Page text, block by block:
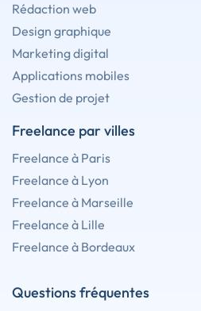
Rédaction web
Design graphique
Marketing digital
Applications mobiles
Gestion de projet
Freelance par villes
Freelance à Paris
Freelance à Lyon
Freelance à Marseille
Freelance à Lille
Freelance à Bordeaux
Questions fréquentes